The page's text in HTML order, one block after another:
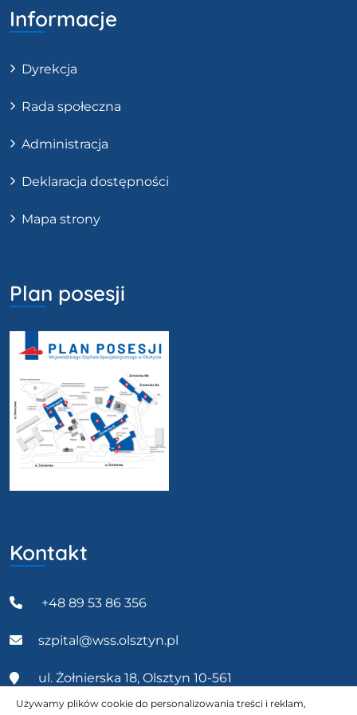
Informacje
Dyrekcja
Rada społeczna
Administracja
Deklaracja dostępności
Mapa strony
Plan posesji
Kontakt
+48 89 53 86 356
szpital@wss.olsztyn.pl
ul. Żołnierska 18, Olsztyn 10-561
Używamy plików cookie do personalizowania treści i reklam,